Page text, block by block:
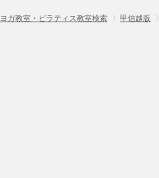
ヨガ教室・ピラティス教室検索 〉 甲信越版 〉